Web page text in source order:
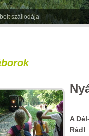
szállodája
A
Rád!